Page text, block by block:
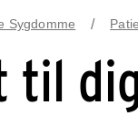
Sygdomme